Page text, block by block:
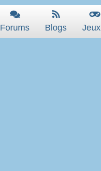
Forums Blogs Jeux